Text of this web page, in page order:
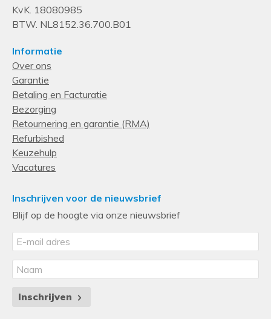
KvK. 18080985
BTW. NL8152.36.700.B01
Informatie
Over ons
Garantie
Betaling en Facturatie
Bezorging
Retournering en garantie (RMA)
Refurbished
Keuzehulp
Vacatures
Inschrijven voor de nieuwsbrief
Blijf op de hoogte via onze nieuwsbrief
Inschrijven